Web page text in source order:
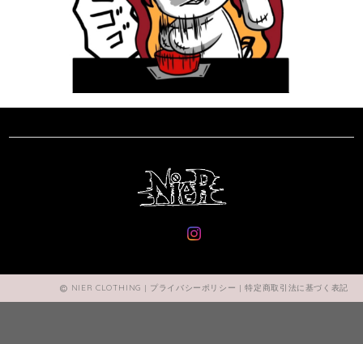
NIER CLOTHING | プライバシーポリシー |特定商取引法に基づく表記